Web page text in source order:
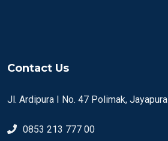
Contact Us
Jl. Ardipura I No. 47 Polimak, Jayapura
0853 213 777 00